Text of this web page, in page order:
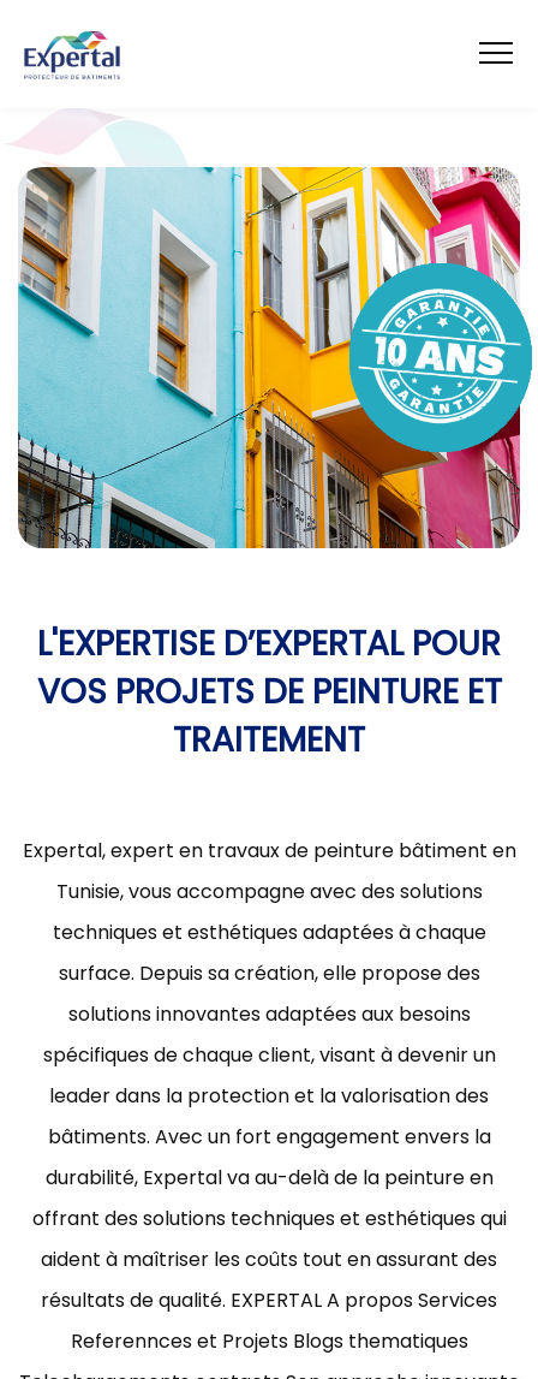
L'EXPERTISE D’EXPERTAL POUR
VOS PROJETS DE PEINTURE ET
TRAITEMENT
Expertal, expert en travaux de peinture bâtiment en
Tunisie, vous accompagne avec des solutions
techniques et esthétiques adaptées à chaque
surface. Depuis sa création, elle propose des
solutions innovantes adaptées aux besoins
spécifiques de chaque client, visant à devenir un
leader dans la protection et la valorisation des
bâtiments. Avec un fort engagement envers la
durabilité, Expertal va au-delà de la peinture en
offrant des solutions techniques et esthétiques qui
aident à maîtriser les coûts tout en assurant des
résultats de qualité. EXPERTAL A propos Services
Referennces et Projets Blogs thematiques